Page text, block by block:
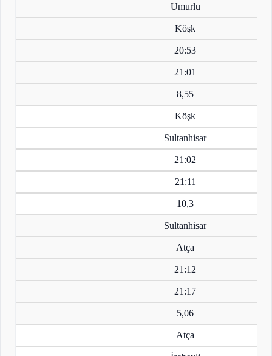
Umurlu
Köşk
20:53
21:01
8,55
Köşk
Sultanhisar
21:02
21:11
10,3
Sultanhisar
Atça
21:12
21:17
5,06
Atça